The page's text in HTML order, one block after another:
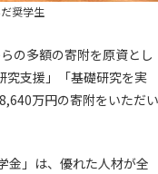
奨学生
の多額の寄附を原資とし
究支援」「基礎研究を実
万円の寄附をいただい
金」は、優れた人材が全